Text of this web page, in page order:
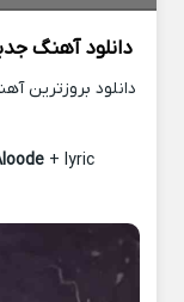
دانلود آهنگ
دانلود بروزترین
+ lyric